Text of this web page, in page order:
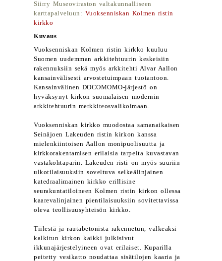
Siirry Museoviraston valtakunnalliseen
karttapalveluun: Vuoksenniskan Kolmen ristin
kirkko
Kuvaus
Vuoksenniskan Kolmen ristin kirkko kuuluu
Suomen uudemman arkkitehtuurin keskeisiin
rakennuksiin sekä myös arkkitehti Alvar Aallon
kansainvälisesti arvostetuimpaan tuotantoon.
Kansainvälinen DOCOMOMO-järjestö on
hyväksynyt kirkon suomalaisen modernin
arkkitehtuurin merkkiteosvalikoimaan.
Vuoksenniskan kirkko muodostaa samanaikaisen
Seinäjoen Lakeuden ristin kirkon kanssa
mielenkiintoisen Aallon monipuolisuutta ja
kirkkorakentamisen erilaisia tarpeita kuvastavan
vastakohtaparin. Lakeuden risti on myös suuriin
ulkotilaisuuksiin soveltuva selkeälinjainen
katedraalimainen kirkko erillisine
seurakuntatiloineen Kolmen ristin kirkon ollessa
kaarevalinjainen pientilaisuuksiin sovitettavissa
oleva teollisuusyhteisön kirkko.
Tiilestä ja rautabetonista rakennetun, valkeaksi
kalkitun kirkon kaikki julkisivut
ikkunajärjestelyineen ovat erilaiset. Kuparilla
peitetty vesikatto noudattaa sisätilojen kaaria ja